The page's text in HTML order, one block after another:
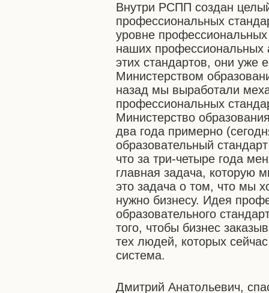
Внутри РСПП создан
профессиональных
уровне
наших профессиональных
этих стандартов, они уже
Министерством
назад мы выработали
профессиональных
Министерство
два года примерно
образовательный
что за три-четыре года
главная задача, которую
это задача о том, что мы
нужно бизнесу. Идея
образовательного
того, чтобы бизнес
тех людей, которых
система.
Дмитрий Анатольевич,